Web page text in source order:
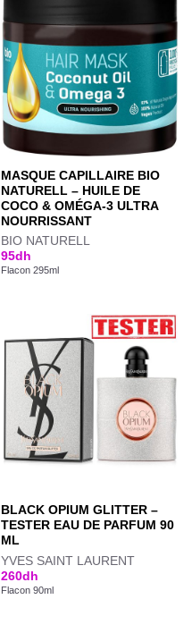
MASQUE CAPILLAIRE BIO
NATURELL – HUILE DE
COCO & OMÉGA-3 ULTRA
NOURRISSANT
BIO NATURELL
95dh
Flacon 295ml
BLACK OPIUM GLITTER –
TESTER EAU DE PARFUM 90
ML
YVES SAINT LAURENT
260dh
Flacon 90ml